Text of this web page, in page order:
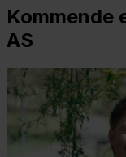
Kommende
AS